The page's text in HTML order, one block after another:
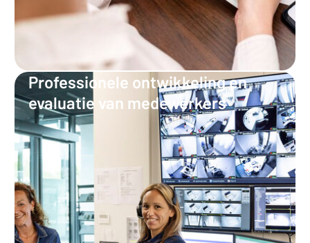
Professionele ontwikkeling en
evaluatie van medewerkers